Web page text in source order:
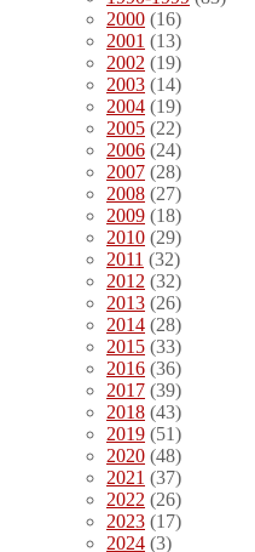
2000 (16)
2001 (13)
2002 (19)
2003 (14)
2004 (19)
2005 (22)
2006 (24)
2007 (28)
2008 (27)
2009 (18)
2010 (29)
2011 (32)
2012 (32)
2013 (26)
2014 (28)
2015 (33)
2016 (36)
2017 (39)
2018 (43)
2019 (51)
2020 (48)
2021 (37)
2022 (26)
2023 (17)
2024 (3)